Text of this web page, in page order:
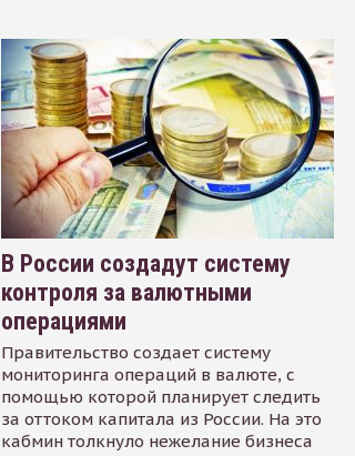
В России создадут систему
контроля за валютными
операциями
Правительство создает систему
мониторинга операций в валюте, с
помощью которой планирует следить
за оттоком капитала из России. На это
кабмин толкнуло нежелание бизнеса